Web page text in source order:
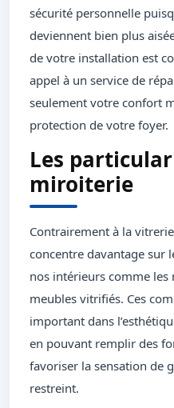
sécurité personnelle
deviennent bien plus
de votre installation est
appel à un service de
seulement votre confort
protection de votre foyer.
Les
miroiterie
Contrairement à la
concentre davantage sur
nos intérieurs comme
meubles vitrifiés. Ces
important dans
en pouvant remplir des
favoriser la sensation de
restreint.